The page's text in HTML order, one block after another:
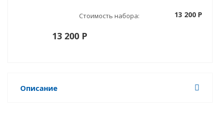
Стоимость набора: 13 200 P
13 200 P
Описание